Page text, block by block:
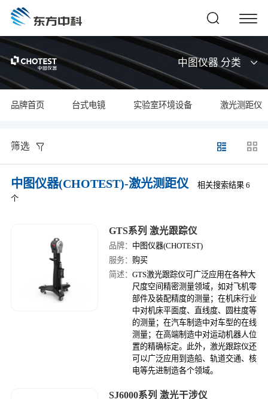
中图仪器 分类
品牌首页 台式电镜 实验室环境设备 激光测距仪
筛选
中图仪器(CHOTEST)-激光测距仪
相关搜索结果 6
个
GTS系列 激光跟踪仪
品牌： 中图仪器(CHOTEST)
服务： 购买
简述：GTS激光跟踪仪可广泛应用在各种大
尺度空间精密测量领域，如对飞机零
部件及装配精度的测量；在机床行业
中对机床平面度、直线度、圆柱度等
的测量；在汽车制造中对车型的在线
测量；在高端制造中对运动机器人位
置的精确标定。此外，激光跟踪仪还
可以广泛应用到造船、轨道交通、核
电等先进制造各个领域。
SJ6000系列 激光干涉仪